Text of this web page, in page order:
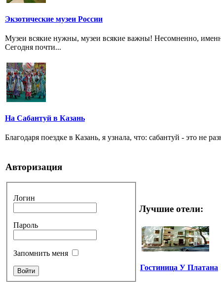
Экзотические музеи России
Музеи всякие нужны, музеи всякие важны! Несомненно,
Сегодня почти...
На Сабантуй в Казань
Благодаря поездке в Казань, я узнала, что: сабантуй - это не
Авторизация
Логин
Пароль
Запомнить меня
Лучшие отели:
Гостиница У Платана